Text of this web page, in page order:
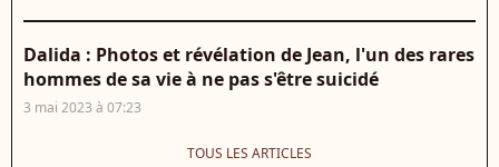
Dalida : Photos et révélation de Jean, l'un des rares
hommes de sa vie à ne pas s'être suicidé
3 mai 2023 à 07:23
TOUS LES ARTICLES